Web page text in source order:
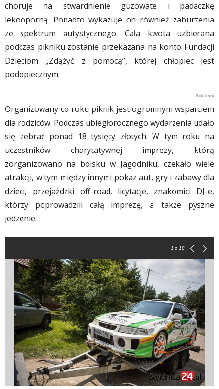
choruje na stwardnienie guzowate i padaczkę
lekooporną. Ponadto wykazuje on również zaburzenia
ze spektrum autystycznego. Cała kwota uzbierana
podczas pikniku zostanie przekazana na konto Fundacji
Dzieciom „Zdążyć z pomocą”, której chłopiec jest
podopiecznym.
Organizowany co roku piknik jest ogromnym wsparciem
dla rodziców. Podczas ubiegłorocznego wydarzenia udało
się zebrać ponad 18 tysięcy złotych. W tym roku na
uczestników charytatywnej imprezy, którą
zorganizowano na boisku w Jagodniku, czekało wiele
atrakcji, w tym między innymi pokaz aut, gry i zabawy dla
dzieci, przejażdżki off-road, licytacje, znakomici DJ-e,
którzy poprowadzili całą imprezę, a także pyszne
jedzenie.
1 z 18